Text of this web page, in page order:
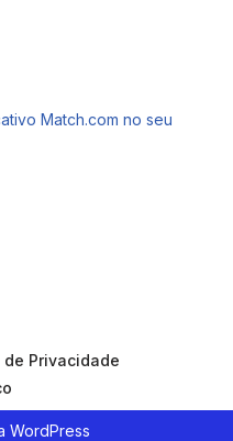
Match.com no seu
de Privacidade
WordPress